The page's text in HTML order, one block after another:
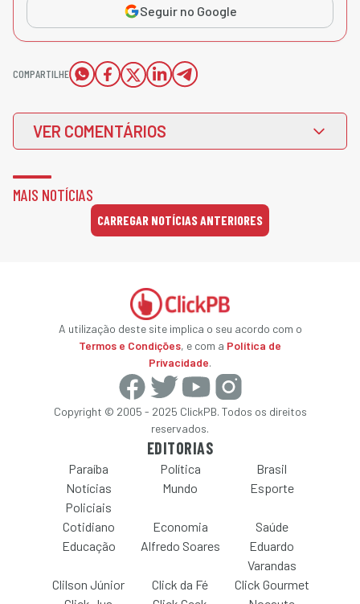
Seguir no Google
COMPARTILHE
VER COMENTÁRIOS
MAIS NOTÍCIAS
CARREGAR NOTÍCIAS ANTERIORES
A utilização deste site implica o seu acordo com o
Termos e Condições, e com a Política de
Privacidade.
Copyright © 2005 - 2025 ClickPB. Todos os direitos
reservados.
EDITORIAS
Paraíba Política
Brasil
Notícias
Policiais
Mundo Esporte
Cotidiano Economia
Saúde
Educação
Alfredo Soares
Eduardo
Varandas
Clilson Júnior
Click da Fé
Click Gourmet